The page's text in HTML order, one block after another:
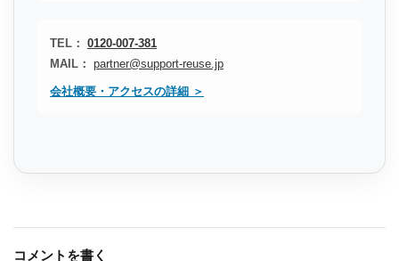
TEL： 0120-007-381
MAIL： partner@support-reuse.jp
会社概要・アクセスの詳細 ＞
コメントを書く